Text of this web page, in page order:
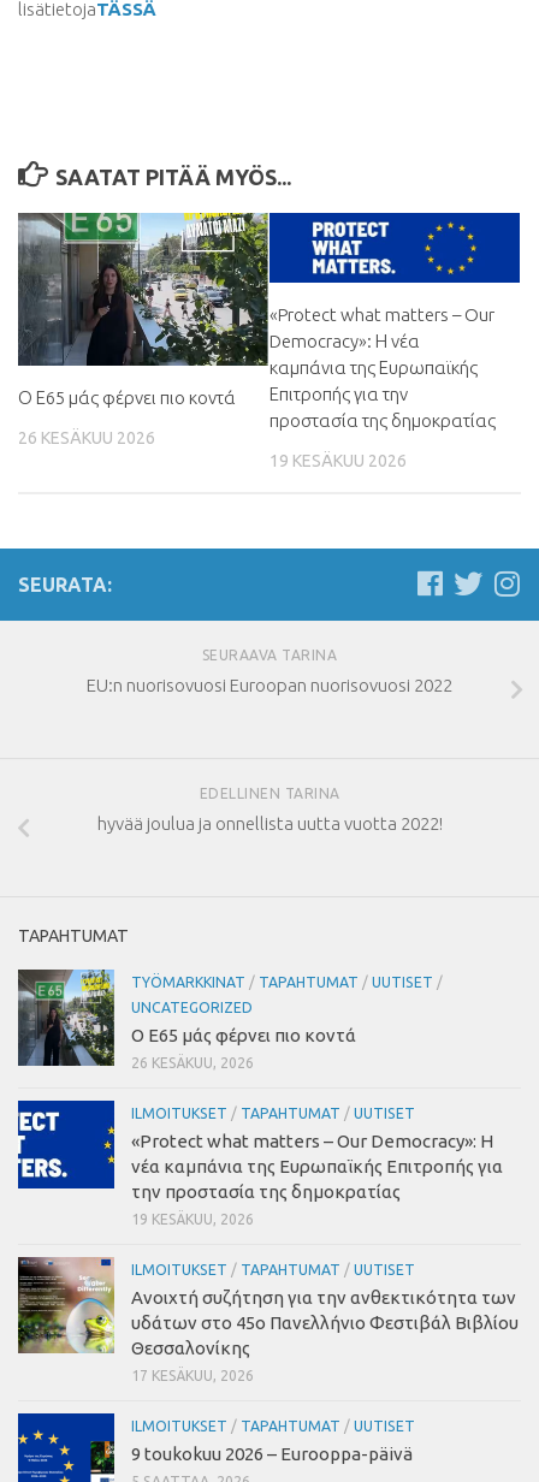
lisätietojaTÄSSÄ
SAATAT PITÄÄ MYÖS...
Ο Ε65 μάς φέρνει πιο κοντά
26 KESÄKUU 2026
«Protect what matters – Our
Democracy»: Η νέα
καμπάνια της Ευρωπαϊκής
Επιτροπής για την
προστασία της δημοκρατίας
19 KESÄKUU 2026
SEURATA:
SEURAAVA TARINA
EU:n nuorisovuosi Euroopan nuorisovuosi 2022
EDELLINEN TARINA
hyvää joulua ja onnellista uutta vuotta 2022!
TAPAHTUMAT
TYÖMARKKINAT / TAPAHTUMAT / UUTISET /
UNCATEGORIZED
Ο Ε65 μάς φέρνει πιο κοντά
26 KESÄKUU, 2026
ILMOITUKSET / TAPAHTUMAT / UUTISET
«Protect what matters – Our Democracy»: Η
νέα καμπάνια της Ευρωπαϊκής Επιτροπής για
την προστασία της δημοκρατίας
19 KESÄKUU, 2026
ILMOITUKSET / TAPAHTUMAT / UUTISET
Ανοιχτή συζήτηση για την ανθεκτικότητα των
υδάτων στο 45ο Πανελλήνιο Φεστιβάλ Βιβλίου
Θεσσαλονίκης
17 KESÄKUU, 2026
ILMOITUKSET / TAPAHTUMAT / UUTISET
9 toukokuu 2026 – Eurooppa-päivä